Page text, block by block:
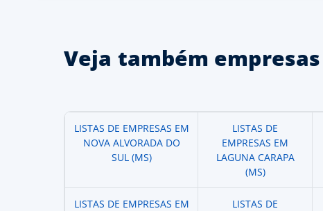
Veja também
LISTAS DE EMPRESAS EM
NOVA ALVORADA DO
SUL (MS)
LISTAS DE
EMPRESAS EM
LAGUNA CARAPA
(MS)
LISTAS DE EMPRESAS EM
LISTAS DE